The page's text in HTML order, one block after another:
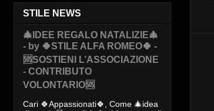
STILE NEWS
🎄IDEE REGALO NATALIZIE🎄
- by 🍀STILE ALFA ROMEO🍀 -
🆘SOSTIENI L’ASSOCIAZIONE
- CONTRIBUTO
VOLONTARIO🆘
Cari 🍀Appassionati🍀, Come 🎄idea